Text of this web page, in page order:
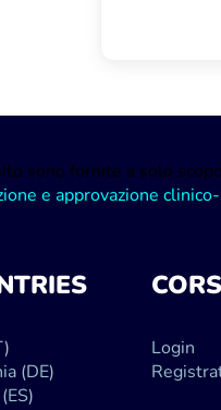
sono fornite a solo
e approvazione
(DE)
Login